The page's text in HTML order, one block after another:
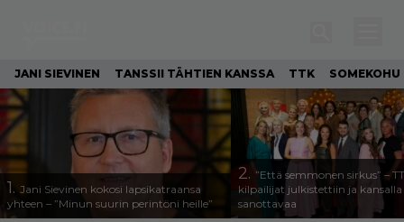
JANI SIEVINEN TANSSII TÄHTIEN KANSSA TTK SOMEKOHU
1. Jani Sievinen kokosi lapsikatraansa
yhteen – ”Minun suurin perintöni heille”
2. ”Että semmonen sirkus” –
kilpailijat julkistettiin ja
sanottavaa